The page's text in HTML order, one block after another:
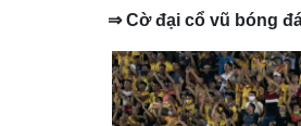
⇒Cờđại cô ̉ vũ bóng đ